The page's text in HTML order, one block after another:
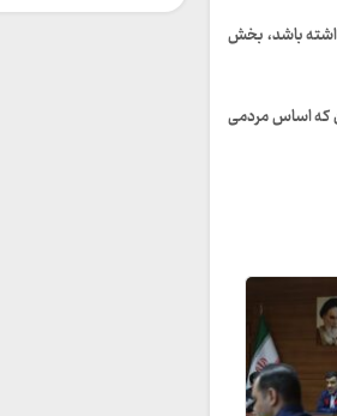
باشد، بخش
که اساس مردمی